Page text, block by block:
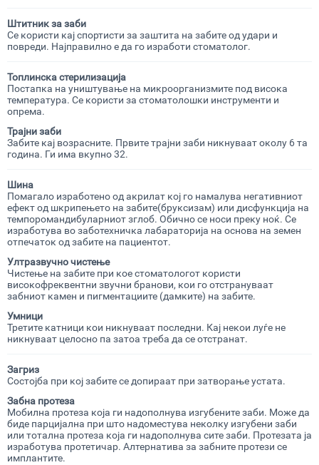
Штитник за заби
Се користи кај спортисти за заштита на забите од удари и
повреди. Најправилно е да го изработи стоматолог.
Топлинска стерилизација
Постапка на уништување на микроорганизмите под висока
температура. Се користи за стоматолошки инструменти и
опрема.
Трајни заби
Забите кај возрасните. Првите трајни заби никнуваат околу 6 та
година. Ги има вкупно 32.
Шина
Помагало изработено од акрилат кој го намалува негативниот
ефект од шкрипењето на забите(бруксизам) или дисфункција на
темпоромандибуларниот зглоб. Обично се носи преку ноќ. Се
изработува во заботехничка лабараторија на основа на земен
отпечаток од забите на пациентот.
Ултразвучно чистење
Чистење на забите при кое стоматологот користи
високофреквентни звучни бранови, кои го отстрануваат
забниот камен и пигментациите (дамките) на забите.
Умници
Третите катници кои никнуваат последни. Кај некои луѓе не
никнуваат целосно па затоа треба да се отстранат.
Загриз
Состојба при кој забите се допираат при затворање устата.
Забна протеза
Мобилна протеза која ги надополнува изгубените заби. Може да
биде парцијална при што надоместува неколку изгубени заби
или тотална протеза која ги надополнува сите заби. Протезата ја
изработува протетичар. Алтернатива за забните протези се
имплантите.